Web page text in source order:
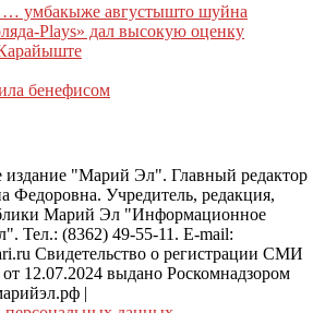
умбакыже августышто шуйна
Plays» дал высокую оценку
бенефисом
издание "Марий Эл". Главный редактор
Федоровна. Учредитель, редакция,
Марий Эл "Информационное
Тел.: (8362) 49-55-11. E-mail:
Свидетельство о регистрации СМИ
12.07.2024 выдано Роскомнадзором
|